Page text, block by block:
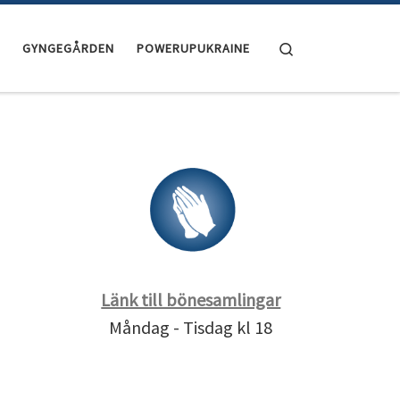
GYNGEGÅRDEN POWERUPUKRAINE
Länk till bönesamlingar
Måndag - Tisdag kl 18